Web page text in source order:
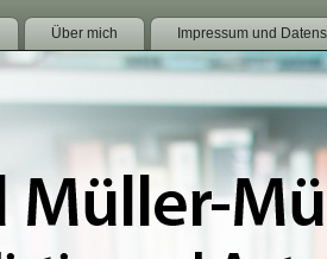
Über mich Impressum und